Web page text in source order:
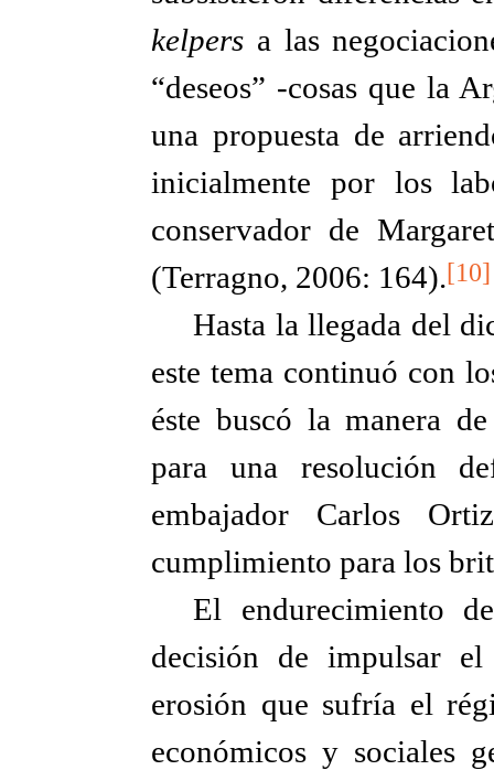
kelpers a las
“deseos” -cosas que la
una propuesta de
inicialmente por los
conservador de
(Terragno, 2006: 164).[10]
Hasta la llegada del
este tema continuó con
éste buscó la manera
para una resolución
embajador Carlos
cumplimiento para los
El endurecimiento
decisión de impulsar
erosión que sufría el
económicos y sociales